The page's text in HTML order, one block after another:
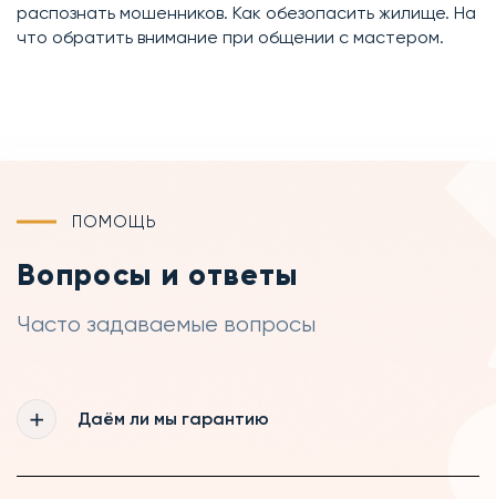
распознать мошенников. Как обезопасить жилище. На
что обратить внимание при общении с мастером.
ПОМОЩЬ
Вопросы и ответы
Часто задаваемые вопросы
Даём ли мы гарантию